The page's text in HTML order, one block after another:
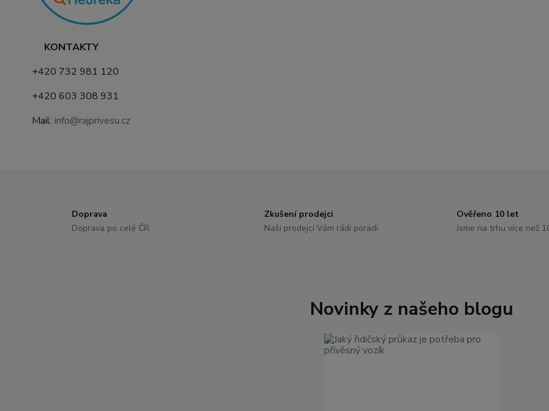
KONTAKTY
+420 732 981 120
+420 603 308 931
Mail: info@rajprivesu.cz
Doprava
Doprava po celé ČR
Zkušení prodejci
Naši prodejci Vám rádi poradí
Ověřeno 10 let
Jsme na trhu více než
Novinky z našeho blogu